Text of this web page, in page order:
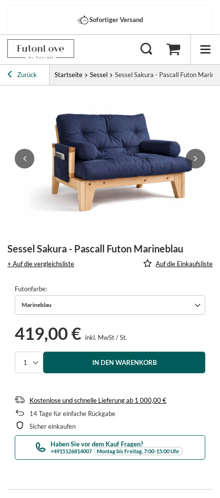
Sofortiger Versand
Zurück Startseite Sessel Sessel Sakura - Pascall Futon
Sessel Sakura - Pascall Futon Marineblau
+ Auf die vergleichsliste Auf die Einkaufsliste
Futonfarbe
Marineblau
419,00 € inkl. MwSt/St.
IN DEN WARENKORB
Kostenlose und schnelle Lieferungab 1 000,00 €
14Tage für einfache Rückgabe
Sicher einkaufen
Haben Sie vor dem Kauf Fragen?
+4915126814007 Montag bis Freitag, 7:00-15:00 Uhr